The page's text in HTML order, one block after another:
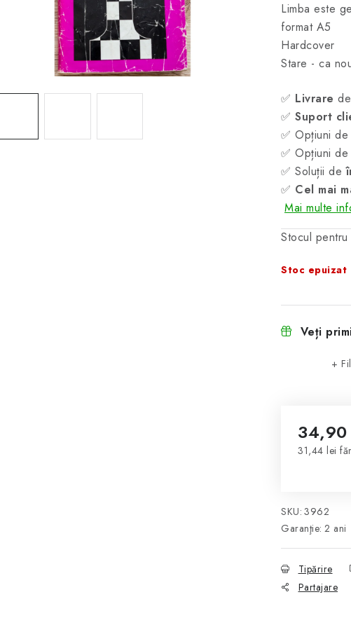
Limba este
format A5
Hardcover
Stare - ca
✅ Livrare
✅ Suport
✅ Opțiuni
✅ Opțiuni de
✅ Soluții de
✅ Cel mai
Mai multe
Stocul
Stoc epuizat
Veți
+
31,44 lei
SKU: 3962
Garanţie: 2 ani
Tipărire
Partajare